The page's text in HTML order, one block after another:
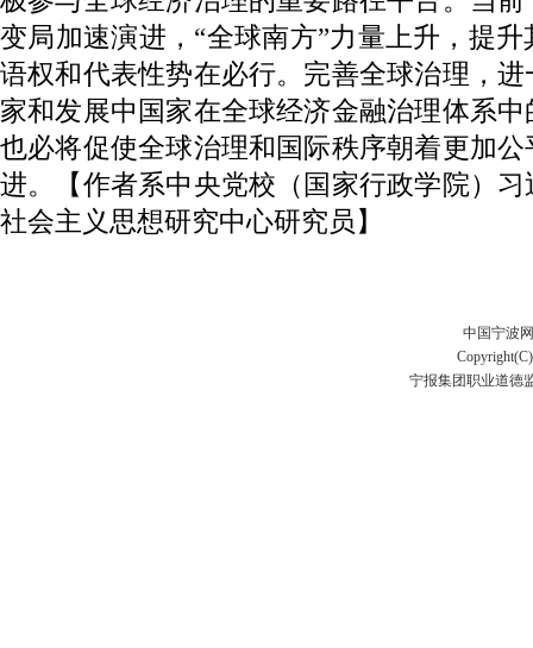
变局加速演进，“全球南方”力量上升，提
语权和代表性势在必行。完善全球治理，
家和发展中国家在全球经济金融治理体系
也必将促使全球治理和国际秩序朝着更加
进。【作者系中央党校（国家行政学院）
社会主义思想研究中心研究员】